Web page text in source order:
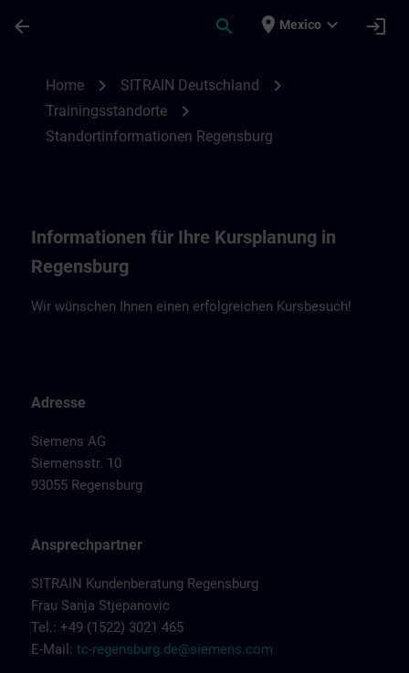
arrow_back search place Mexico expand_more login
Home chevron_right SITRAIN Deutschland chevron_right
Trainingsstandorte chevron_right
Standortinformationen Regensburg
Informationen für Ihre Kursplanung in
Regensburg
Wir wünschen Ihnen einen erfolgreichen Kursbesuch!
Adresse
Siemens AG
Siemensstr. 10
93055 Regensburg
Ansprechpartner
SITRAIN Kundenberatung Regensburg
Frau Sanja Stjepanovic
Tel.: +49 (1522) 3021 465
E-Mail: tc-regensburg.de@siemens.com